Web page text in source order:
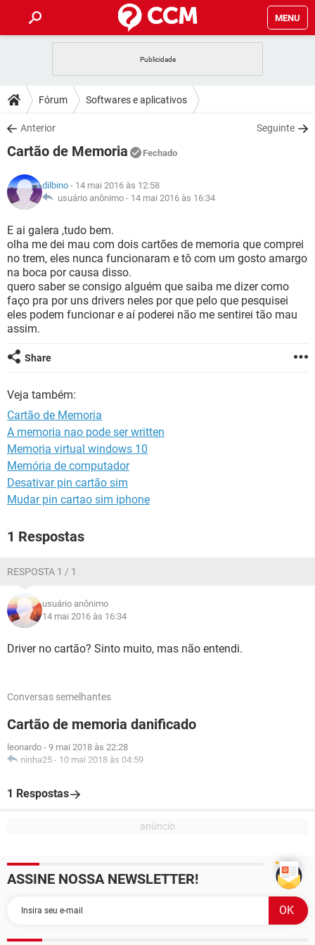
MENU
CELULAR FACEBOOK
OUTLOOK
INSTAGRAM GMAIL
GUIA DE COMPRAS
DICAS
JOGOS WHATSAPP
INSTAGRAM
GUIA DE COMPRAS
DOWNLOADS
JOGOS WHATSAPP
CELULAR
OUTLOOK EXCEL
INSTAGRAM
GUIA DE COMPRAS
JOGOS
CELULAR
OUTLOOK
INSTAGRAM GMAIL
GUIA DE COMPRAS
GLOSSÁRIO
JOGOS
CELULAR FACEBOOK
OUTLOOK
GMAIL
GUIA DE COMPRAS
Fórum Softwares e aplicativos
Anterior Seguinte
Cartão de Memoria Fechado
dilbino - 14 mai 2016 às 12:58
usuário anônimo - 14 mai 2016 às 16:34
E ai galera ,tudo bem.
olha me dei mau com dois cartões de memoria que comprei
no trem, eles nunca funcionaram e tô com um gosto amargo
na boca por causa disso.
quero saber se consigo alguém que saiba me dizer como
faço pra por uns drivers neles por que pelo que pesquisei
eles podem funcionar e aí poderei não me sentirei tão mau
assim.
Share
Veja também:
Cartão de Memoria
A memoria nao pode ser written
Memoria virtual windows 10
Memória de computador
Desativar pin cartão sim
Mudar pin cartao sim iphone
1 Respostas
RESPOSTA 1 / 1
usuário anônimo
14 mai 2016 às 16:34
Driver no cartão? Sinto muito, mas não entendi.
Conversas semelhantes
Cartão de memoria danificado
leonardo - 9 mai 2018 às 22:28
ninha25 - 10 mai 2018 às 04:59
1 Respostas
ASSINE NOSSA NEWSLETTER!